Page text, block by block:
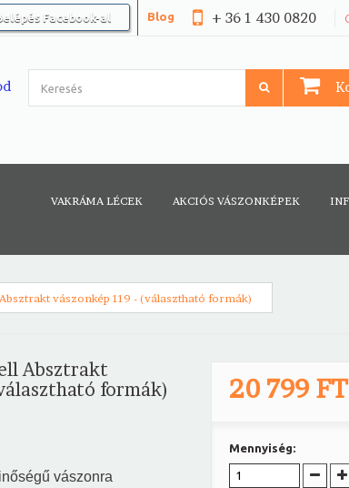
+ 36 1 430 0820
Blog
Facebook-al
VAKRÁMA LÉCEK AKCIÓS VÁSZONKÉPEK
vászonkép 119 - (választható formák)
Absztrakt
formák)
vászonra
20 799 FT
Mennyiség: